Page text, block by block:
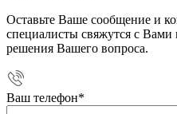
Оставьте Ваше сообщение и
специалисты свяжутся с
решения Вашего вопроса.
Ваш телефон*